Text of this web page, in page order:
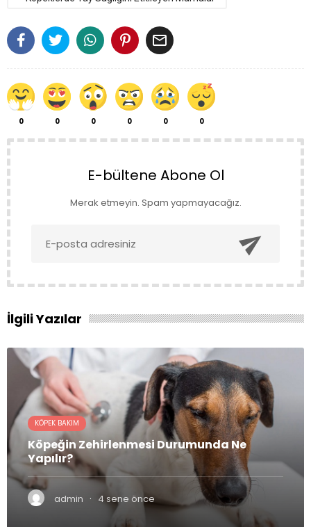

0 0 0 0 0 0
E-bültene Abone Ol
Merak etmeyin. Spam yapmayacağız.

İlgili Yazılar
KÖPEK BAKIM
Köpeğin Zehirlenmesi Durumunda Ne
Yapılır?
admin · 4 sene önce